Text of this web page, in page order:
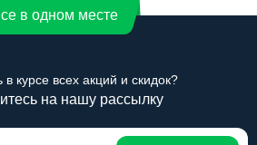
в одном месте
в курсе всех акций и скидок?
на нашу рассылку